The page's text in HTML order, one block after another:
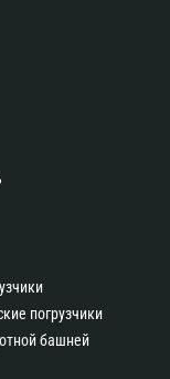
погрузчики
башней